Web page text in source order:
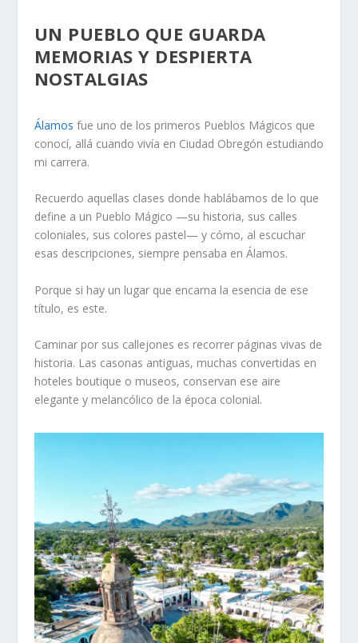
UN PUEBLO QUE GUARDA
MEMORIAS Y DESPIERTA
NOSTALGIAS
Álamos fue uno de los primeros Pueblos Mágicos que
conocí, allá cuando vivía en Ciudad Obregón estudiando
mi carrera.
Recuerdo aquellas clases donde hablábamos de lo que
define a un Pueblo Mágico —su historia, sus calles
coloniales, sus colores pastel— y cómo, al escuchar
esas descripciones, siempre pensaba en Álamos.
Porque si hay un lugar que encarna la esencia de ese
título, es este.
Caminar por sus callejones es recorrer páginas vivas de
historia. Las casonas antiguas, muchas convertidas en
hoteles boutique o museos, conservan ese aire
elegante y melancólico de la época colonial.